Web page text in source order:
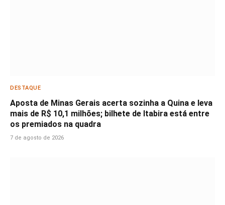
DESTAQUE
Aposta de Minas Gerais acerta sozinha a Quina e leva
mais de R$ 10,1 milhões; bilhete de Itabira está entre
os premiados na quadra
7 de agosto de 2026